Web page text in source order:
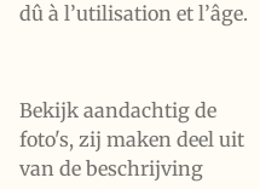
dû à l’utilisation et l’âge.
Bekijk aandachtig de
foto's, zij maken deel uit
van de beschrijving